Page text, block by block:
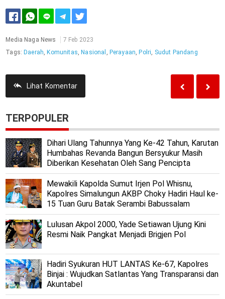
Media Naga News
7 Feb 2023
Tags: Daerah, Komunitas, Nasional , Perayaan, Polri, Sudut Pandang
Lihat Komentar
TERPOPULER
Dihari Ulang Tahunnya Yang Ke-42 Tahun, Karutan
Humbahas Revanda Bangun Bersyukur Masih
Diberikan Kesehatan Oleh Sang Pencipta
Mewakili Kapolda Sumut Irjen Pol Whisnu,
Kapolres Simalungun AKBP Choky Hadiri Haul ke-
15 Tuan Guru Batak Serambi Babussalam
Lulusan Akpol 2000, Yade Setiawan Ujung Kini
Resmi Naik Pangkat Menjadi Brigjen Pol
Hadiri Syukuran HUT LANTAS Ke-67, Kapolres
Binjai : Wujudkan Satlantas Yang Transparansi dan
Akuntabel